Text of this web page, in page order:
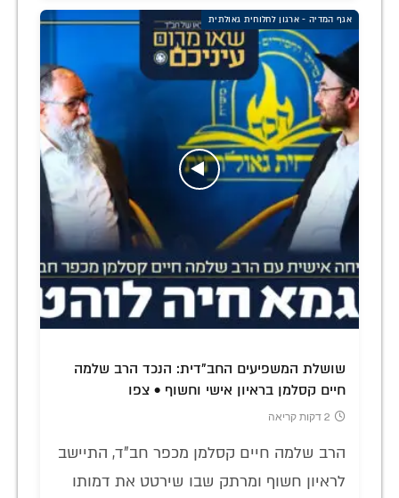
אגף המדיה - ארגון לחלוחית גאולתית
שושלת המשפיעים החב"דית: הנכד הרב שלמה
חיים קסלמן בראיון אישי וחשוף • צפו
2 דקות קריאה
הרב שלמה חיים קסלמן מכפר חב"ד, התיישב
לראיון חשוף ומרתק שבו שירטט את דמותו